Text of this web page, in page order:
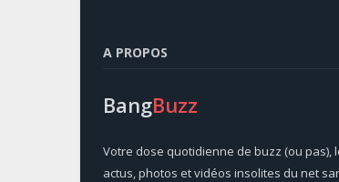
A PROPOS
BangBuzz
Votre dose quotidienne de buzz (ou pas),
actus, photos et vidéos insolites du net